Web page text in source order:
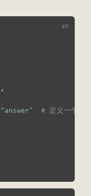
,
"answer"
# 定义一个